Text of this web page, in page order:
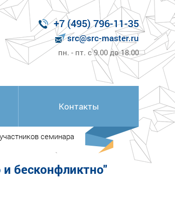
+7 (495) 796-11-35
src@src-master.ru
пн. - пт. с 9.00 до 18.00
Контакты
семинара
бесконфликтно"